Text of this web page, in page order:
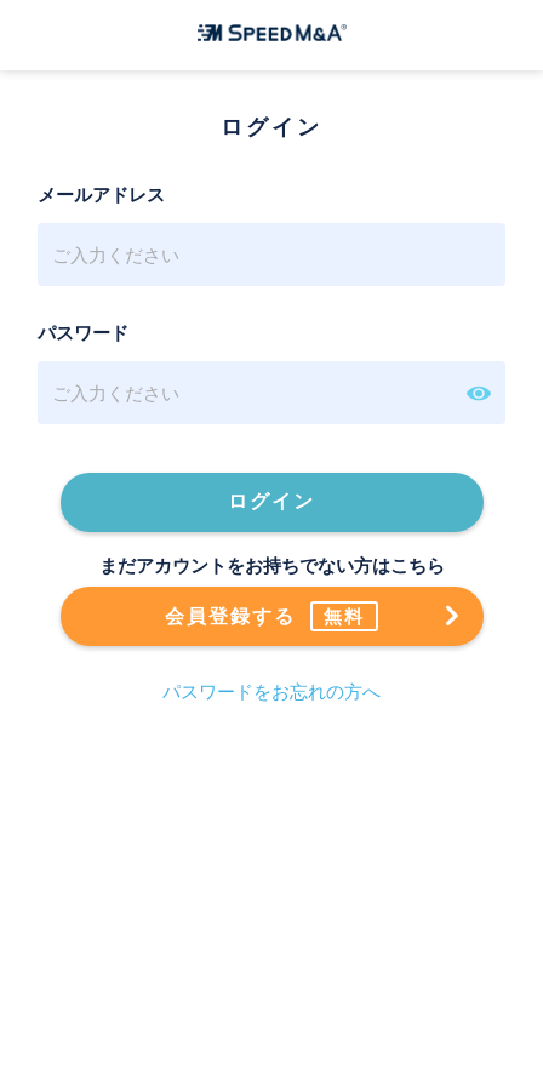
ログイン
メールアドレス
パスワード
ログイン
まだアカウントをお持ちでない方はこちら
会員登録する 無料
パスワードをお忘れの方へ